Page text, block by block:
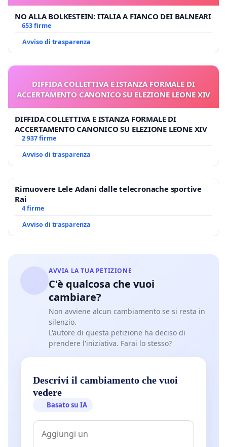
NO ALLA BOLKESTEIN: ITALIA A FIANCO DEI BALNEARI
653 firme
Avviso di trasparenza
DIFFIDA COLLETTIVA E ISTANZA FORMALE DI
ACCERTAMENTO CANONICO SU ELEZIONE LEONE XIV
DIFFIDA COLLETTIVA E ISTANZA FORMALE DI
ACCERTAMENTO CANONICO SU ELEZIONE LEONE XIV
2 937 firme
Avviso di trasparenza
Rimuovere Lele Adani dalle telecronache sportive
Rai
4 firme
Avviso di trasparenza
AVVIA LA TUA PETIZIONE
C'è qualcosa che vuoi
cambiare?
Non avviene alcun cambiamento se si resta in
silenzio.
L'autore di questa petizione ha deciso di
prendere l'iniziativa. Farai lo stesso?
Descrivi il cambiamento che vuoi
vedere
Basato su IA